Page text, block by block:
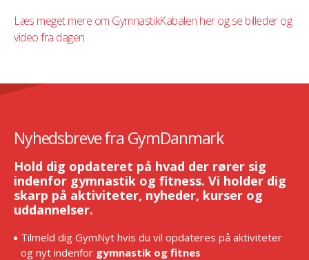
Læs meget mere om GymnastikKabalen her og se billeder og
video fra dagen
Nyhedsbreve fra GymDanmark
Hold dig opdateret på hvad der rører sig
indenfor gymnastik og fitness. Vi holder dig
skarp på aktiviteter, nyheder, kurser og
uddannelser.
Tilmeld dig GymNyt hvis du vil opdateres på aktiviteter
og nyt indenfor gymnastik og fitnes